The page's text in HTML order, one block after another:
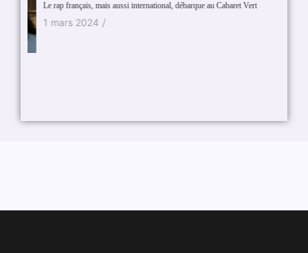
Le rap français, mais aussi international, débarque au Cabaret Vert
1 mars 2024 /